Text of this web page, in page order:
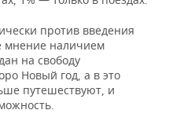
против введения
мнение наличием
на свободу
Новый год, а в это
путешествуют, и